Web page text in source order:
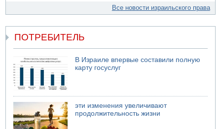
Все новости израильского права
ПОТРЕБИТЕЛЬ
В Израиле впервые составили полную
карту госуслуг
эти изменения увеличивают
продолжительность жизни